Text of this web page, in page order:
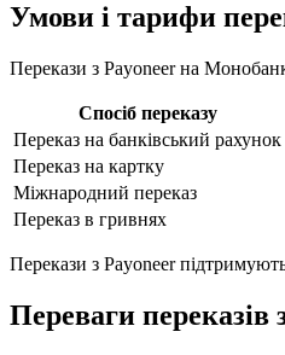
Умови і тарифи
Перекази з Payoneer на
Спосіб переказу
Переказ на банківський рахунок
Переказ на картку
Міжнародний переказ
Переказ в гривнях
Перекази з Payoneer
Переваги